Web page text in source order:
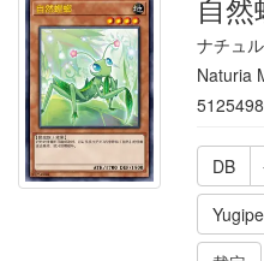
ナチュ
Naturia
DB